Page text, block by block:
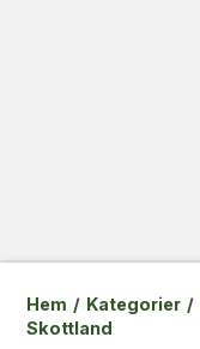
Hem / Kategorier /
Skottland